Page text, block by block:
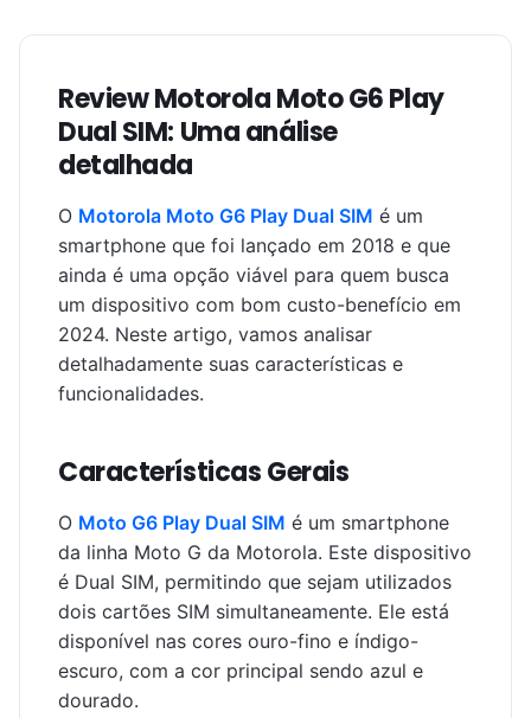
Review Motorola Moto G6 Play
Dual SIM: Uma análise
detalhada
O Motorola Moto G6 Play Dual SIM é um
smartphone que foi lançado em 2018 e que
ainda é uma opção viável para quem busca
um dispositivo com bom custo-benefício em
2024. Neste artigo, vamos analisar
detalhadamente suas características e
funcionalidades.
Características Gerais
O Moto G6 Play Dual SIM é um smartphone
da linha Moto G da Motorola. Este dispositivo
é Dual SIM, permitindo que sejam utilizados
dois cartões SIM simultaneamente. Ele está
disponível nas cores ouro-fino e índigo-
escuro, com a cor principal sendo azul e
dourado.